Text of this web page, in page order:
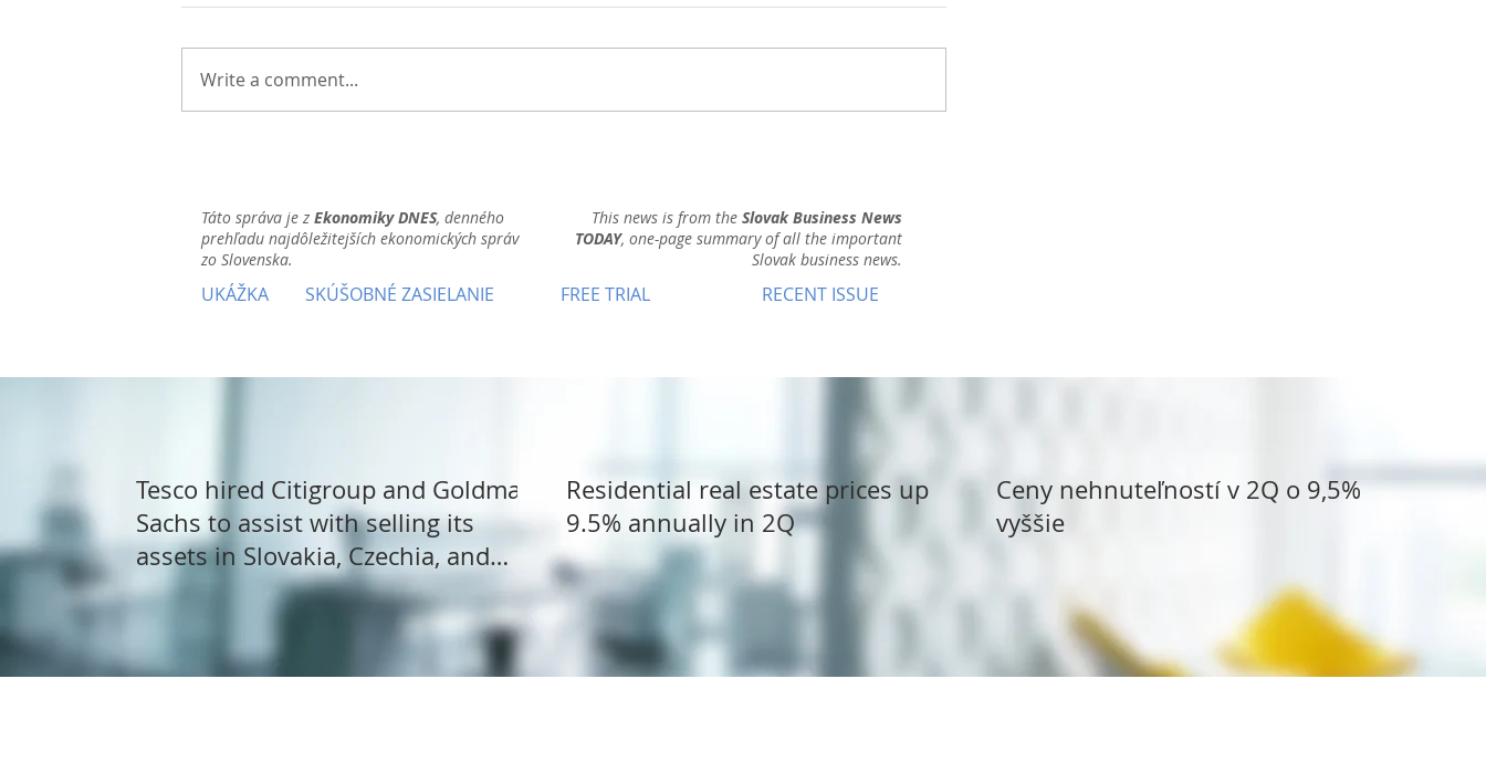
Write a comment...
Táto správa je z Ekonomiky DNES, denného
prehľadu najdôležitejších ekonomických správ
zo Slovenska.
UKÁŽKA SKÚŠOBNÉ ZASIELANIE
This news is from the Slovak Business News
TODAY, one-page summary of all the important
Slovak business news.
FREE TRIAL RECENT ISSUE
Tesco hired Citigroup and Goldman
Sachs to assist with selling its
assets in Slovakia, Czechia, and
Hungary
Residential real estate prices up
9.5% annually in 2Q
Ceny nehnuteľností v 2Q o 9,5%
vyššie